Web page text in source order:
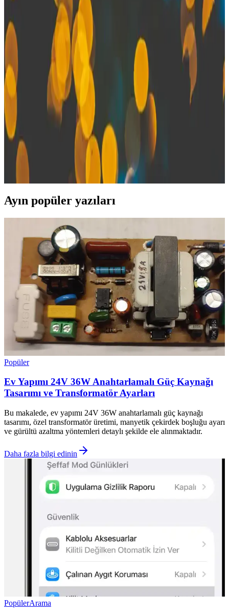
Omars Mbest ve Syrox K7 kulaklıkların ses kalitesi, mikrofon
performansı ve tasarım özellikleri detaylı karşılaştırmasıyla,
kullanıcıların tercihlerini kolaylaştırıyoruz.
Tekno Grup Jopus Mikrofonlu Kulaklık İncelemesi
ve Kullanıcı Yorumları
Tekno Grup Jopus mikrofonlu kulaklık, hafif tasarımı ve uygun
fiyatıyla iletişim ve günlük kullanım için ideal, mikrofon ve ses
kalitesi ise kullanıcı memnuniyetini artırıyor.
Yüksek Kaliteli Ses Kayıt Cihazlarıyla Profesyonel
ve Kişisel Kullanım Deneyimini Artırın
Gelişmiş mikrofonlar ve teknolojilerle donatılmış ses kayıt cihazları,
profesyonel ve kişisel kullanımda yüksek kalite sağlar. Güncel
modeller ve teknik özellikler hakkında detaylar burada.
Ayın popüler yazıları
Popüler
Ev Yapımı 24V 36W Anahtarlamalı Güç Kaynağı
Tasarımı ve Transformatör Ayarları
Bu makalede, ev yapımı 24V 36W anahtarlamalı güç kaynağı
tasarımı, özel transformatör üretimi, manyetik çekirdek boşluğu ayarı
ve gürültü azaltma yöntemleri detaylı şekilde ele alınmaktadır.
Daha fazla bilgi edinin
PopülerArama